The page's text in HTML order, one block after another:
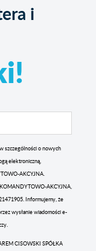
i
szczególności o nowych
elektroniczną,
AKCYJNA.
AKCYJNA,
Informujemy, że
wysłanie wiadomości e-
CISOWSKI SPÓŁKA